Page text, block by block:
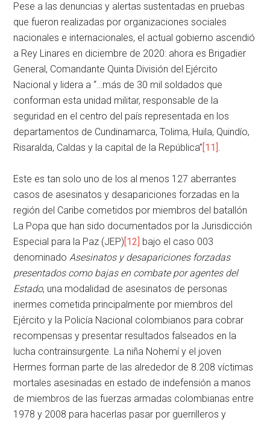
Pese a las denuncias y alertas sustentadas en pruebas
que fueron realizadas por organizaciones sociales
nacionales e internacionales, el actual gobierno ascendió
a Rey Linares en diciembre de 2020: ahora es Brigadier
General, Comandante Quinta División del Ejército
Nacional y lidera a “…más de 30 mil soldados que
conforman esta unidad militar, responsable de la
seguridad en el centro del país representada en los
departamentos de Cundinamarca, Tolima, Huila, Quindío,
Risaralda, Caldas y la capital de la República”[11].
Este es tan solo uno de los al menos 127 aberrantes
casos de asesinatos y desapariciones forzadas en la
región del Caribe cometidos por miembros del batallón
La Popa que han sido documentados por la Jurisdicción
Especial para la Paz (JEP)[12] bajo el caso 003
denominadoAsesinatos y desapariciones forzadas
presentados como bajas en combate por agentes del
Estado, una modalidad de asesinatos de personas
inermes cometida principalmente por miembros del
Ejército y la Policía Nacional colombianos para cobrar
recompensas y presentar resultados falseados en la
lucha contrainsurgente. La niña Nohemí y el joven
Hermes forman parte de las alrededor de 8.208 víctimas
mortales asesinadas en estado de indefensión a manos
de miembros de las fuerzas armadas colombianas entre
1978 y 2008 para hacerlas pasar por guerrilleros y